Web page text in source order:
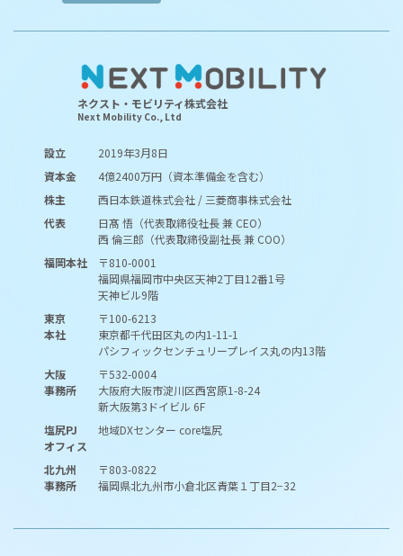
ネクスト・モビリティ株式会社
Next Mobility Co., Ltd
設立
2019年3月8日
資本金
4億2400万円（資本準備金を含む）
株主
西日本鉄道株式会社 / 三菱商事株式会社
代表
日髙 悟（代表取締役社長 兼 CEO）
西 倫三郎（代表取締役副社長 兼 COO）
福岡本社
〒810-0001
福岡県福岡市中央区天神2丁目12番1号
天神ビル9階
東京
本社
〒100-6213
東京都千代田区丸の内1-11-1
パシフィックセンチュリープレイス丸の内13階
大阪
事務所
〒532-0004
大阪府大阪市淀川区西宮原1-8-24
新大阪第3ドイビル 6F
塩尻PJ
オフィス
地域DXセンター core塩尻
北九州
事務所
〒803-0822
福岡県北九州市小倉北区青葉１丁目2−32